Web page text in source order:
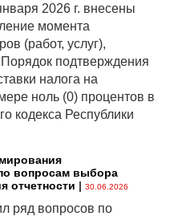
2026 г. внесены
момента
(работ, услуг),
подтверждения
налога на
ноль (0) процентов в
кодекса Республики
вопросам выбора
отчетности | 30.06.2026
ряд вопросов по